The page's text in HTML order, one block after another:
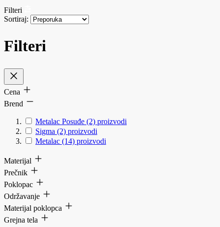
Filteri
Sortiraj:
Filteri
Cena
Brend
Metalac Posuđe (2) proizvodi
Sigma (2) proizvodi
Metalac (14) proizvodi
Materijal
Prečnik
Poklopac
Održavanje
Materijal poklopca
Grejna tela